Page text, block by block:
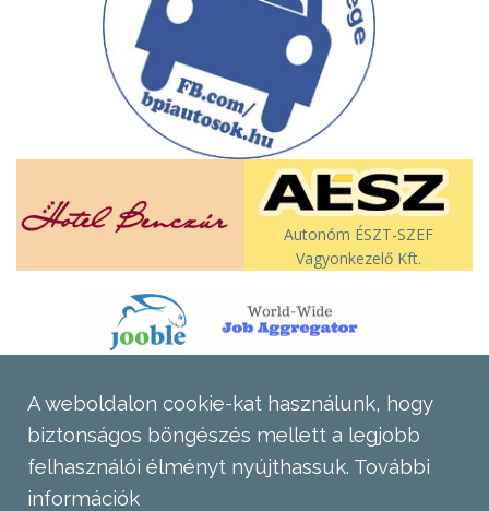
Autonóm ÉSZT-SZEF
Vagyonkezelő Kft.
A weboldalon cookie-kat használunk, hogy
biztonságos böngészés mellett a legjobb
felhasználói élményt nyújthassuk. További
információk